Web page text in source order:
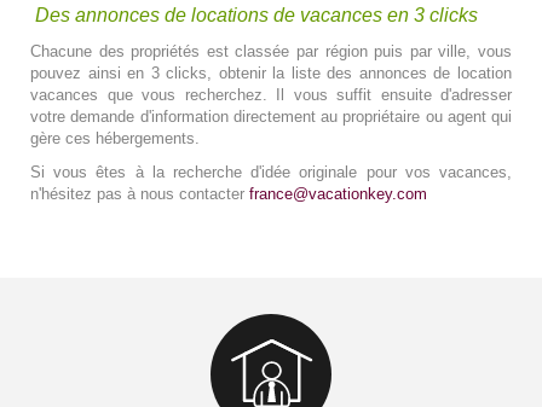
Des annonces de locations de vacances en 3 clicks
Chacune des propriétés est classée par région puis par ville, vous
pouvez ainsi en 3 clicks, obtenir la liste des annonces de location
vacances que vous recherchez. Il vous suffit ensuite d'adresser
votre demande d'information directement au propriétaire ou agent qui
gère ces hébergements.
Si vous êtes à la recherche d'idée originale pour vos vacances,
n'hésitez pas à nous contacter france@vacationkey.com